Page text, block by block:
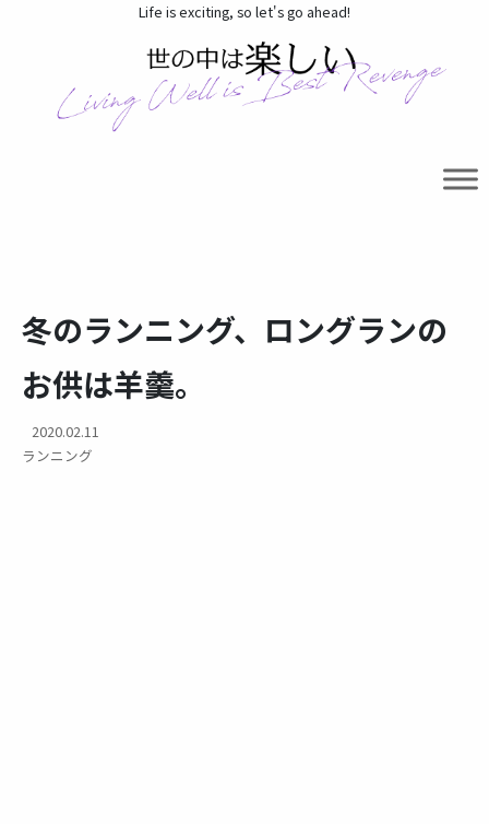
Life is exciting, so let's go ahead!
冬のランニング、ロングランの
お供は羊羹。
2020.02.11
ランニング